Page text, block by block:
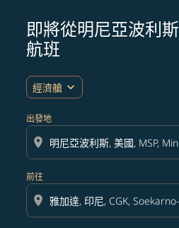
即將從明尼亞波利
航班
經濟艙 expand_more
出發地
location_on
前往
location_on
無符合您設定條件的票價，請